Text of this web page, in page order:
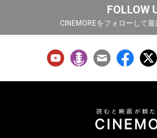
FOLLOW
CINEMOREをフォローして